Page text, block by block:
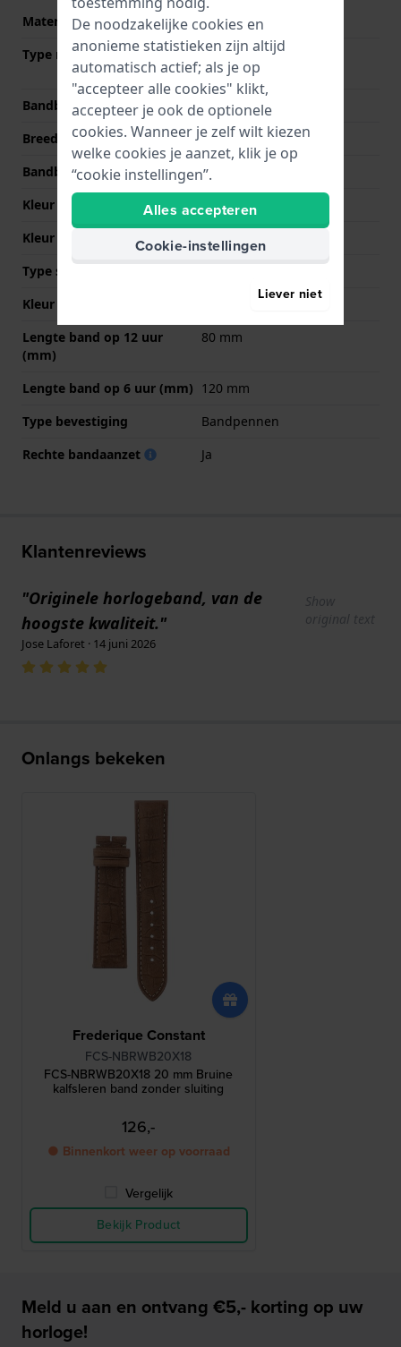
Materiaal Band
Leer
Type materiaal
Kalfsleer met
krokodillenprint
Bandbreedte
20 mm
Breedte bandaanzet
20 mm
Bandbreedte bij sluiting
18 mm
Kleur Band
Bruin
Kleur stiksel
Beige
Type sluiting
Kleur sluiting
Lengte band op 12 uur
(mm)
80 mm
Lengte band op 6 uur (mm) 120 mm
Type bevestiging
Bandpennen
Rechte bandaanzet
Ja
Klantenreviews
"Originele horlogeband, van de
hoogste kwaliteit."
Show
original text
Jose Laforet · 14 juni 2026
Onlangs bekeken
Frederique Constant
FCS-NBRWB20X18
FCS-NBRWB20X18 20 mm Bruine
kalfsleren band zonder sluiting
126,-
● Binnenkort weer op voorraad
Vergelijk
Bekijk Product
Meld u aan en ontvang €5,- korting op uw
horloge!
De noodzakelijke cookies en
anonieme statistieken zijn altijd
automatisch actief; als je op
"accepteer alle cookies" klikt,
accepteer je ook de optionele
cookies. Wanneer je zelf wilt kiezen
welke cookies je aanzet, klik je op
“cookie instellingen”.
Alles accepteren
Cookie-instellingen
Liever niet